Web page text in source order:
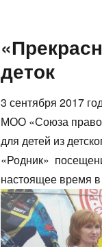
деток
3 сентября 2017
МОО «Союза
для детей из
«Родник»
настоящее время